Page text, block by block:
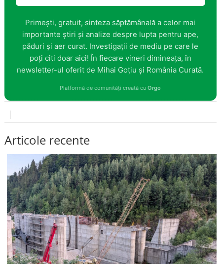
Primești, gratuit, sinteza săptămânală a celor mai
importante știri și analize despre lupta pentru ape,
păduri și aer curat. Investigații de mediu pe care le
poți citi doar aici! În fiecare vineri dimineața, în
newsletter-ul oferit de Mihai Goțiu și România Curată.
Platformă de comunități creată cuOrgo
Articole recente